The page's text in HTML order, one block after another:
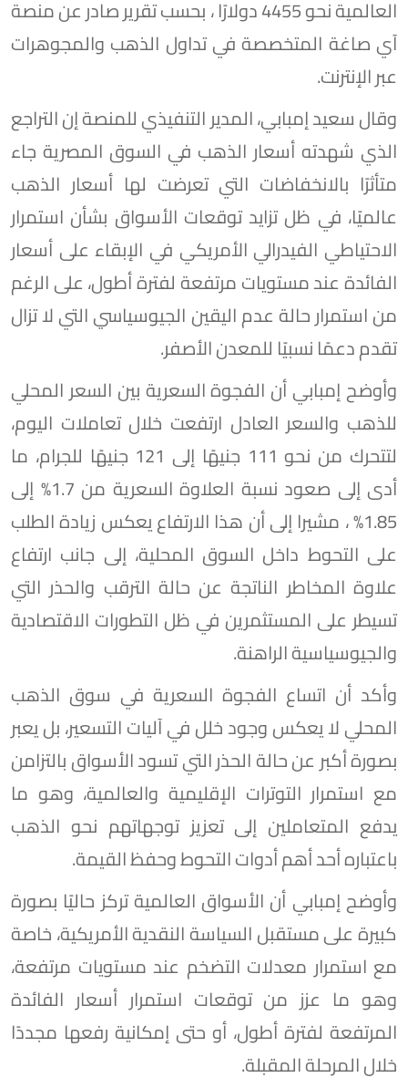
العالمية نحو 4455 دولارًا ، بحسب تقرير صادر عن منصة
آي صاغة المتخصصة في تداول الذهب والمجوهرات
عبر الإنترنت.
وقال سعيد إمبابي، المدير التنفيذي للمنصة إن التراجع
الذي شهدته أسعار الذهب في السوق المصرية جاء
متأثرًا بالانخفاضات التي تعرضت لها أسعار الذهب
عالميًا، في ظل تزايد توقعات الأسواق بشأن استمرار
الاحتياطي الفيدرالي الأمريكي في الإبقاء على أسعار
الفائدة عند مستويات مرتفعة لفترة أطول، على الرغم
من استمرار حالة عدم اليقين الجيوسياسي التي لا تزال
تقدم دعمًا نسبيًا للمعدن الأصفر.
وأوضح إمبابي أن الفجوة السعرية بين السعر المحلي
للذهب والسعر العادل ارتفعت خلال تعاملات اليوم،
لتتحرك من نحو 111 جنيهًا إلى 121 جنيهًا للجرام، ما
أدى إلى صعود نسبة العلاوة السعرية من 1.7% إلى
1.85% ، مشيرا إلى أن هذا الارتفاع يعكس زيادة الطلب
على التحوط داخل السوق المحلية، إلى جانب ارتفاع
علاوة المخاطر الناتجة عن حالة الترقب والحذر التي
تسيطر على المستثمرين في ظل التطورات الاقتصادية
والجيوسياسية الراهنة.
وأكد أن اتساع الفجوة السعرية في سوق الذهب
المحلي لا يعكس وجود خلل في آليات التسعير، بل يعبر
بصورة أكبر عن حالة الحذر التي تسود الأسواق بالتزامن
مع استمرار التوترات الإقليمية والعالمية، وهو ما
يدفع المتعاملين إلى تعزيز توجهاتهم نحو الذهب
باعتباره أحد أهم أدوات التحوط وحفظ القيمة.
وأوضح إمبابي أن الأسواق العالمية تركز حاليًا بصورة
كبيرة على مستقبل السياسة النقدية الأمريكية، خاصة
مع استمرار معدلات التضخم عند مستويات مرتفعة،
وهو ما عزز من توقعات استمرار أسعار الفائدة
المرتفعة لفترة أطول، أو حتى إمكانية رفعها مجددًا
خلال المرحلة المقبلة.